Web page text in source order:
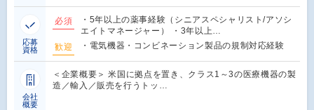
応募
資格
必須
・5年以上の薬事経験（シニアスペシャリスト/アソシ
エイトマネージャー） ・3年以上…
歓迎
・電気機器・コンビネーション製品の規制対応経験
会社
概要
＜企業概要＞ 米国に拠点を置き、クラス1～3の医療機器の製
造／輸入／販売を行うトッ…